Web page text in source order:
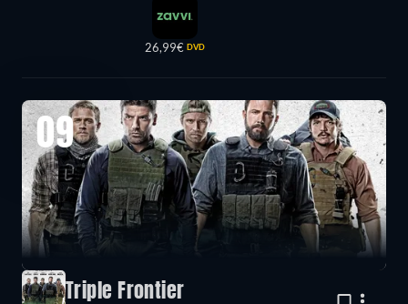
26,99€ DVD
09
Triple Frontier